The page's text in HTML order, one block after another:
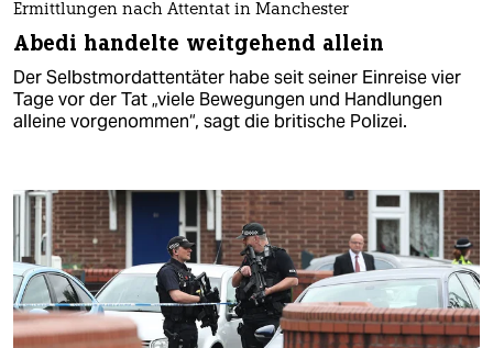
Ermittlungen nach Attentat in Manchester
Abedi handelte weitgehend allein
Der Selbstmordattentäter habe seit seiner Einreise vier
Tage vor der Tat „viele Bewegungen und Handlungen
alleine vorgenommen“, sagt die britische Polizei.